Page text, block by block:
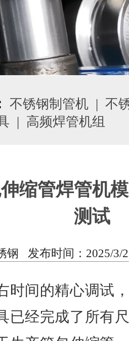
不锈钢制管机 | 不
| 高频焊管机组
缩管焊管机
测试
钢 发布时间：2025/3/
时间的精心调试
已经完成了所有